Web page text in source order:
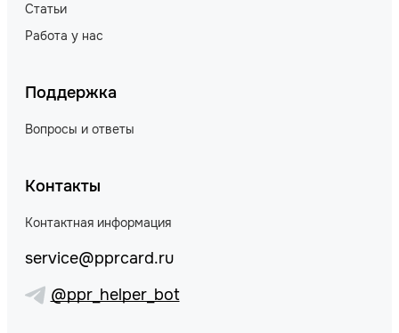
Статьи
Работа у нас
Поддержка
Вопросы и ответы
Контакты
Контактная информация
service@pprcard.ru
@ppr_helper_bot